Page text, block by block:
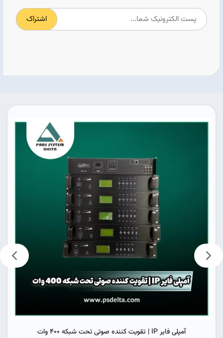
آمپلی فایر IP | تقویت کننده صوتی تحت شبکه 400 وات